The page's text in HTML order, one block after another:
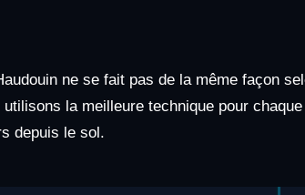
ne se fait pas de la même façon
la meilleure technique pour
depuis le sol.